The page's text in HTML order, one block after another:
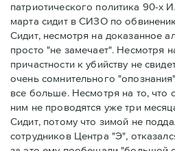
патриотического политика 90-х
марта сидит в СИЗО по
Сидит, несмотря на доказанное
просто "не замечает". Несмотря
причастности к убийству не
очень сомнительного
все больше. Несмотря на то, что
ним не проводятся уже три
Сидит, потому что зимой не
сотрудников Центра "Э",